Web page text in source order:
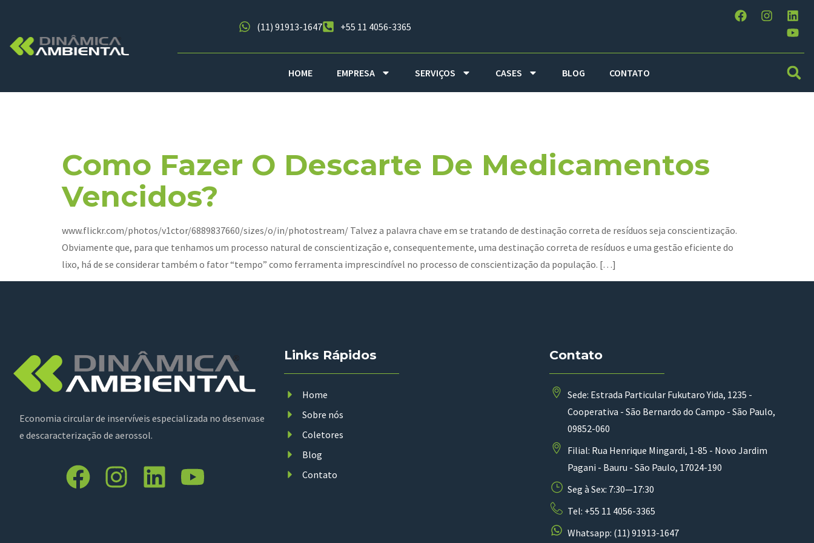
(11) 91913-1647 +55 11 4056-3365
HOME EMPRESA SERVIÇOS CASES BLOG CONTATO
Como Fazer O Descarte De Medicamentos
Vencidos?
www.flickr.com/photos/v1ctor/6889837660/sizes/o/in/photostream/ Talvez a palavra chave em se tratando de destinação correta de resíduos seja conscientização.
Obviamente que, para que tenhamos um processo natural de conscientização e, consequentemente, uma destinação correta de resíduos e uma gestão eficiente do
lixo, há de se considerar também o fator “tempo” como ferramenta imprescindível no processo de conscientização da população. […]
Economia circular de inservíveis especializada no desenvase
e descaracterização de aerossol.
Links Rápidos
Home
Sobre nós
Coletores
Blog
Contato
Contato
Sede: Estrada Particular Fukutaro Yida, 1235 -
Cooperativa - São Bernardo do Campo - São Paulo,
09852-060
Filial: Rua Henrique Mingardi, 1-85 - Novo Jardim
Pagani - Bauru - São Paulo, 17024-190
Seg à Sex: 7:30—17:30
Tel: +55 11 4056-3365
Whatsapp: (11) 91913-1647